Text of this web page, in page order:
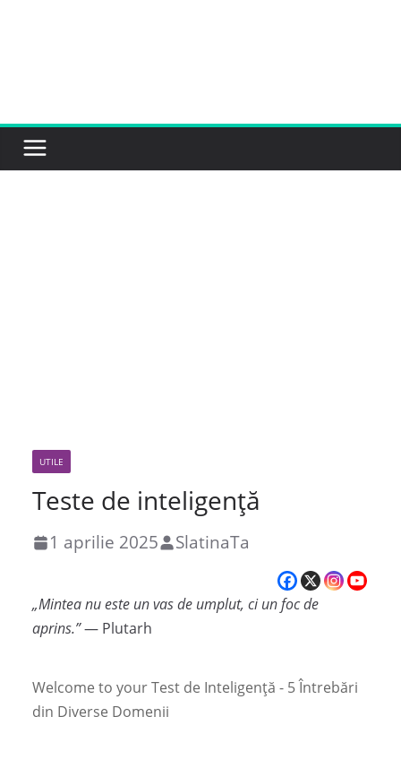
UTILE
Teste de inteligență
1 aprilie 2025 SlatinaTa
„Mintea nu este un vas de umplut, ci un foc de
aprins.”— Plutarh
Welcome to your Test de Inteligență - 5 Întrebări
din Diverse Domenii